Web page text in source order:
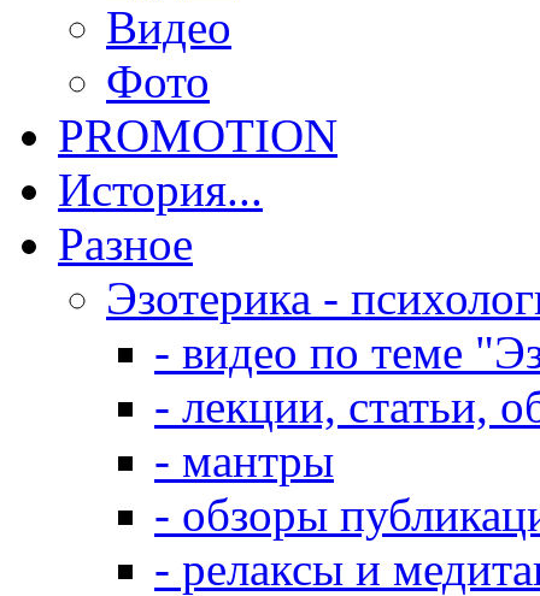
Видео
Фото
PROMOTION
История...
Разное
Эзотерика -
- видео по теме
- лекции, статьи,
- мантры
- обзоры
- релаксы и